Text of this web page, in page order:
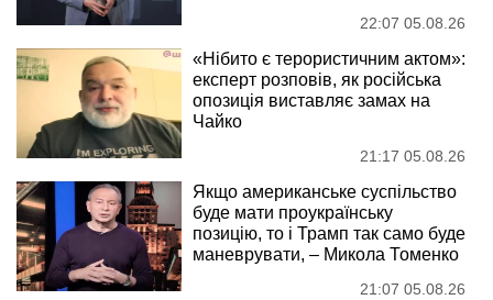
22:07 05.08.26
«Нібито є терористичним актом»:
експерт розповів, як російська
опозиція виставляє замах на
Чайко
21:17 05.08.26
Якщо американське суспільство
буде мати проукраїнську
позицію, то і Трамп так само буде
маневрувати, – Микола Томенко
21:07 05.08.26